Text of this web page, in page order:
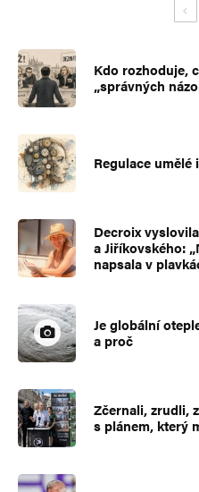
Kdo rozhoduje,
„správných
Regulace
Decroix
a Jiříkovského:
napsala v
Je globální
a proč
Zčernali, zrudli,
s plánem, který